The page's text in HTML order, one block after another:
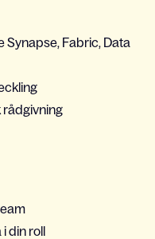
Synapse, Fabric, Data
rådgivning
din roll